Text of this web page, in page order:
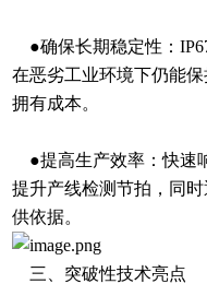
●确保长期稳定性：
在恶劣工业环境下仍能
拥有成本。
●提高生产效率：快速
提升产线检测节拍，同
供依据。
三、突破性技术亮点